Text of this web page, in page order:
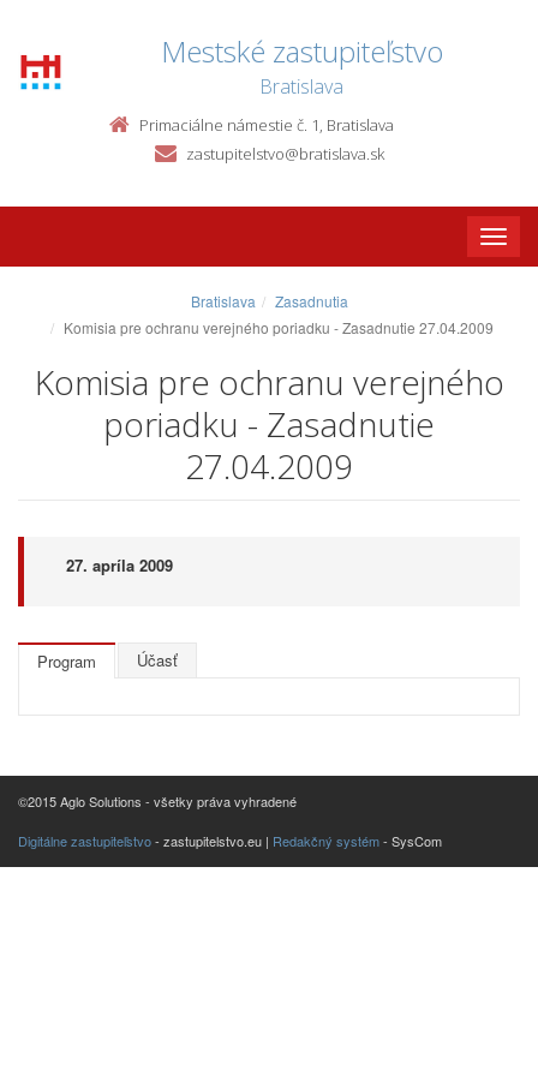
Mestské zastupiteľstvo
Bratislava
Primaciálne námestie č. 1, Bratislava
zastupitelstvo@bratislava.sk
Toggle
Bratislava
Zasadnutia
Komisia pre ochranu verejného poriadku - Zasadnutie 27.04.2009
Komisia pre ochranu verejného
poriadku - Zasadnutie
27.04.2009
27. apríla 2009
Program Účasť
©2015 Aglo Solutions - všetky práva vyhradené
Digitálne zastupiteľstvo- zastupitelstvo.eu | Redakčný systém- SysCom